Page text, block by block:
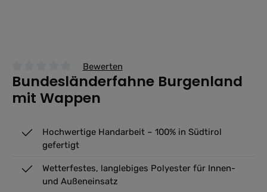
Durchschnittliche Bewertung von 0 von 5 Sternen
Bewerten
Bundesländerfahne Burgenland
mit Wappen
Hochwertige Handarbeit – 100% in Südtirol
gefertigt
Wetterfestes, langlebiges Polyester für Innen-
und Außeneinsatz